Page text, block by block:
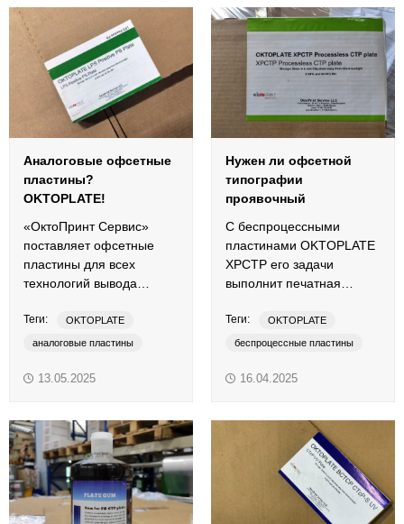
Аналоговые офсетные
пластины?
OKTOPLATE!
«ОктоПринт Сервис»
поставляет офсетные
пластины для всех
технологий вывода
представленных на
российским рынке.
Теги: OKTOPLATE
аналоговые пластины
13.05.2025
Нужен ли офсетной
типографии
проявочный
С беспроцессными
пластинами OKTOPLATE
XPCTP его задачи
выполнит печатная
Теги: OKTOPLATE
беспроцессные пластины
16.04.2025